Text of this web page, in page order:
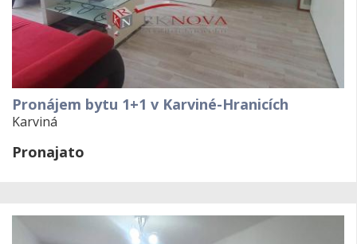
Pronájem bytu 1+1 v Karviné-Hranicích
Karviná
Pronajato